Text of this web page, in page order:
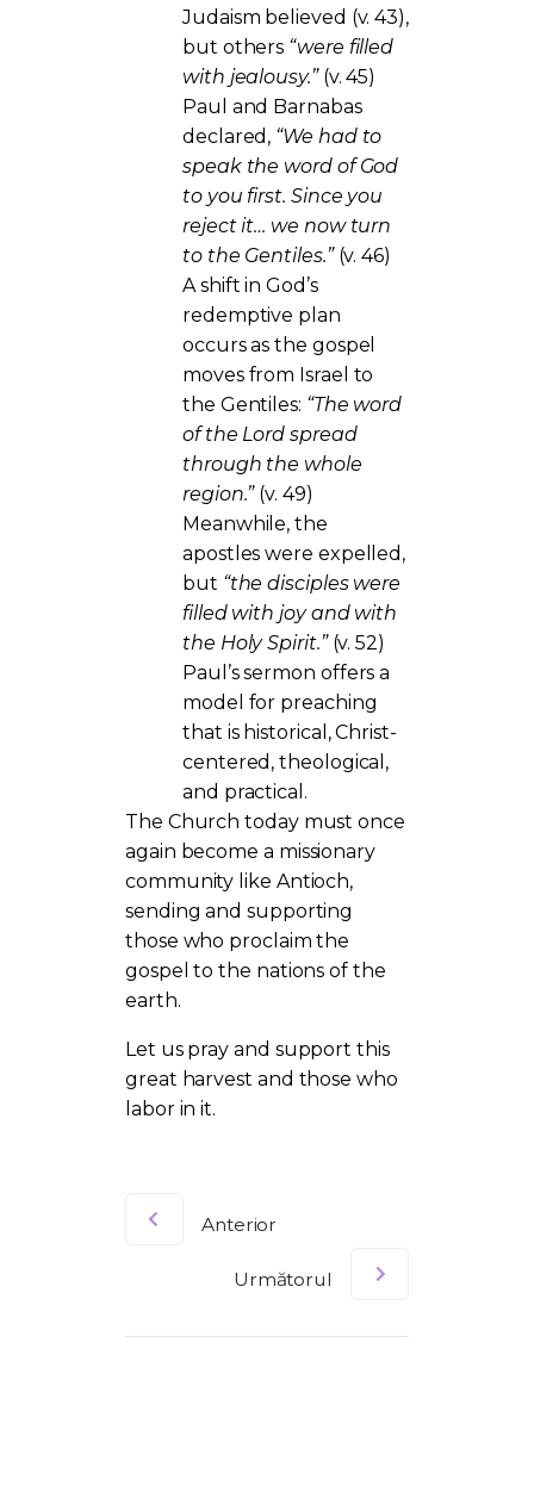
Judaism believed (v. 43),
but others “were filled
with jealousy.”(v. 45)
Paul and Barnabas
declared, “We had to
speak the word of God
to you first. Since you
reject it… we now turn
to the Gentiles.”(v. 46)
A shift in God’s
redemptive plan
occurs as the gospel
moves from Israel to
the Gentiles: “The word
of the Lord spread
through the whole
region.”(v. 49)
Meanwhile, the
apostles were expelled,
but “the disciples were
filled with joy and with
the Holy Spirit.”(v. 52)
Paul’s sermon offers a
model for preaching
that is historical, Christ-
centered, theological,
and practical.
The Church today must once
again become a missionary
community like Antioch,
sending and supporting
those who proclaim the
gospel to the nations of the
earth.
Let us pray and support this
great harvest and those who
labor in it.
Anterior
Următorul